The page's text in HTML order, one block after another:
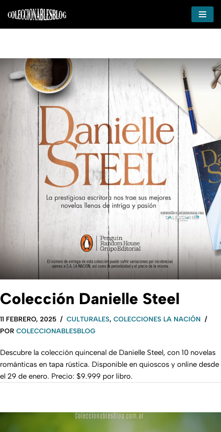
Ir
Colección Danielle Steel
11 FEBRERO, 2025 CULTURALES, COLECCIONES LA NACIÓN
POR COLECCIONABLESBLOG
Descubre la colección quincenal de Danielle Steel, con 10 novelas
románticas en tapa rústica. Disponible en quioscos y online desde
el 29 de enero. Precio: $9.999 por libro.